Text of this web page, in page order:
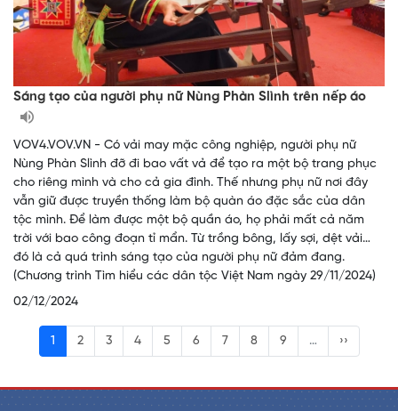
Sáng tạo của người phụ nữ Nùng Phàn Slình trên nếp áo
VOV4.VOV.VN - Có vải may mặc công nghiệp, người phụ nữ
Nùng Phàn Slình đỡ đi bao vất vả để tạo ra một bộ trang phục
cho riêng mình và cho cả gia đình. Thế nhưng phụ nữ nơi đây
vẫn giữ được truyền thống làm bộ quàn áo đặc sắc của dân
tộc mình. Để làm được một bộ quần áo, họ phải mất cả năm
trời với bao công đoạn tỉ mẩn. Từ trồng bông, lấy sợi, dệt vải…
đó là cả quá trình sáng tạo của người phụ nữ đảm đang.
(Chương trình Tìm hiểu các dân tộc Việt Nam ngày 29/11/2024)
02/12/2024
1 2 3 4 5 6 7 8 9 … ››